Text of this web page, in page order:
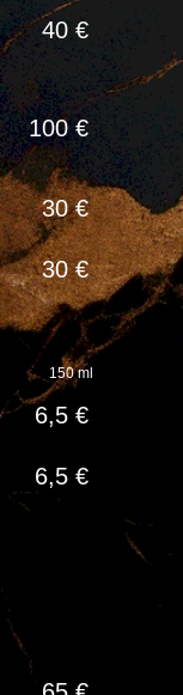
6,5 €
6,5 €
30 €
30 €
100 €
40 €
150 ml